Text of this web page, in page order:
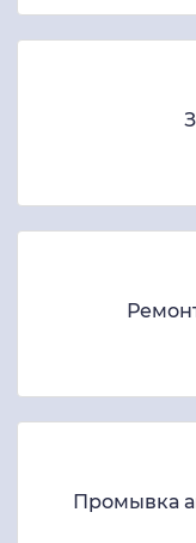
Промывка